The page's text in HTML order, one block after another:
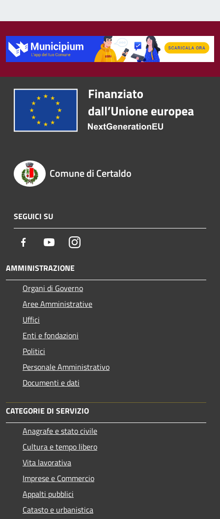
Comune di Certaldo
SEGUICI SU
Facebook YoutubeInstagram
AMMINISTRAZIONE
Organi di Governo
Aree Amministrative
Uffici
Enti e fondazioni
Politici
Personale Amministrativo
Documenti e dati
CATEGORIE DI SERVIZIO
Anagrafe e stato civile
Cultura e tempo libero
Vita lavorativa
Imprese e Commercio
Appalti pubblici
Catasto e urbanistica